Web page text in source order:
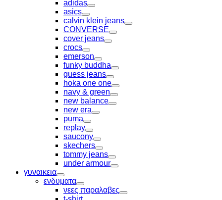
adidas
Toggle
asics
Toggle
calvin klein jeans
Toggle
CONVERSE
Toggle
cover jeans
Toggle
crocs
Toggle
emerson
Toggle
funky buddha
Toggle
guess jeans
Toggle
hoka one one
Toggle
navy & green
Toggle
new balance
Toggle
new era
Toggle
puma
Toggle
replay
Toggle
saucony
Toggle
skechers
Toggle
tommy jeans
Toggle
under armour
Toggle
γυναικεια
Toggle
ενδυματα
Toggle
νεες παραλαβες
Toggle